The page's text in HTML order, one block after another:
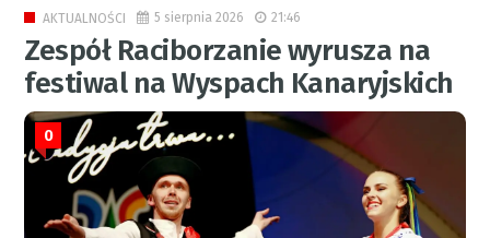
AKTUALNOŚCI 5 sierpnia 2026 21:46
Zespół Raciborzanie wyrusza na
festiwal na Wyspach Kanaryjskich
0